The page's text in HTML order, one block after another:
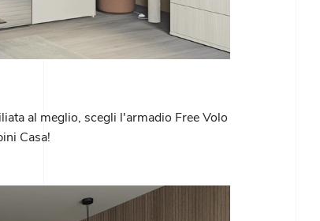
al meglio, scegli l'armadio Free Volo
Casa!